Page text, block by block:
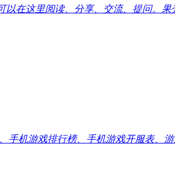
在这里阅读、分享、交流、提问。
手机游戏排行榜、手机游戏开服表、